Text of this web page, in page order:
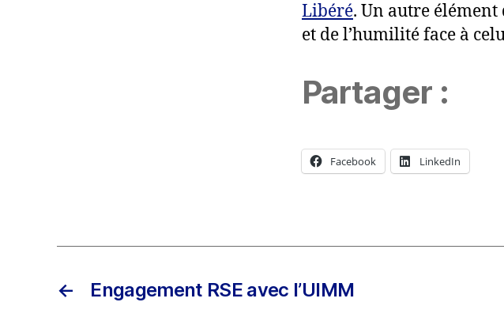
Libéré. Un autre
et de l’humilité face à
Partager :
Facebook LinkedIn
← Engagement RSE avec l’UIMM